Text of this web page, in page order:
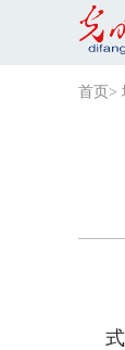
首页 >
式